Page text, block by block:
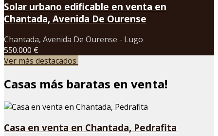
Solar urbano edificable en venta en
Chantada, Avenida De Ourense
Chantada, Avenida De Ourense - Lugo
550.000 €
Ver más destacados
Casas más baratas en venta!
Casa en venta en Chantada, Pedrafita